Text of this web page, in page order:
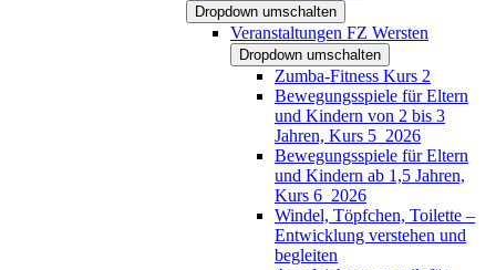
Dropdown umschalten
Veranstaltungen FZ Wersten
Dropdown umschalten
Zumba-Fitness Kurs 2
Bewegungsspiele für Eltern
und Kindern von 2 bis 3
Jahren, Kurs 5_2026
Bewegungsspiele für Eltern
und Kindern ab 1,5 Jahren,
Kurs 6_2026
Windel, Töpfchen, Toilette –
Entwicklung verstehen und
begleiten